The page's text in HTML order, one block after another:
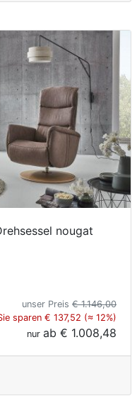
nougat
unser Preis € 1.146,00
sparen € 137,52 (≈ 12%)
nur ab € 1.008,48